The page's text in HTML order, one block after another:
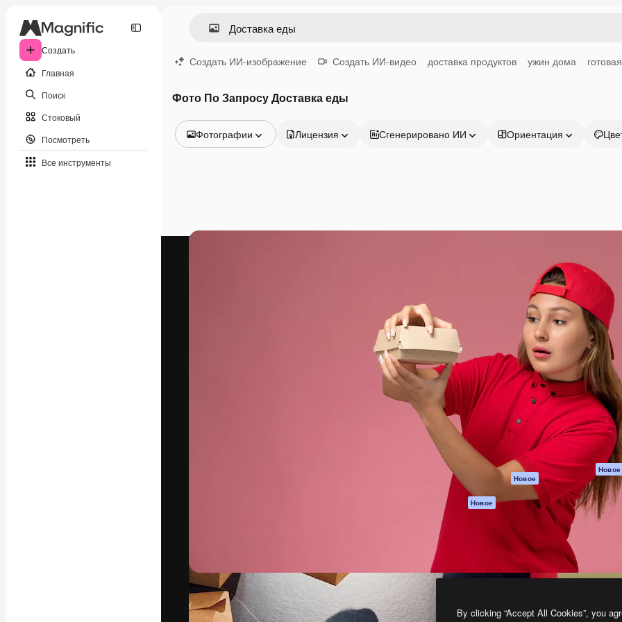
Создать
Главная
Поиск
Стоковый
Посмотреть
Все инструменты
Создать ИИ-изображение Создать ИИ-видео доставка продуктов ужин дома
Фото По Запросу Доставка еды
Фотографии
Видео
Лицензия Сгенерировано ИИ Ориентация
Креативная платформа для создания
ваших лучших работ. Более 1 миллиона
подписчиков среди креаторов,
предприятий, агентств и студий.
Spaces
ИИ-помощник
Генератор
изображений ИИ
Генератор видео
ИИ
Генератор голоса
на основе ИИ
Стоковый контент
MCP для
Claude/ChatGPT
Новое
Агенты Новое
API
Мобильное
приложение
Magnific
Начать
Academy
Документация по
Пакету ИИ
Служба
поддержки
Условия и
положения
Политика
Оригиналы
Новое
Политика
cookie
Центр доверия
Партнеры
Предприятие
By clicking “Accept All Cookies”, you